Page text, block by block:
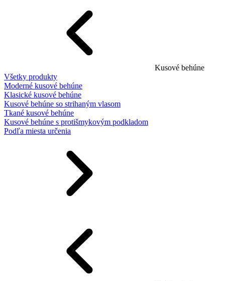
Kusové behúne
Všetky produkty
Moderné kusové behúne
Klasické kusové behúne
Kusové behúne so strihaným vlasom
Tkané kusové behúne
Kusové behúne s protišmykovým podkladom
Podľa miesta určenia